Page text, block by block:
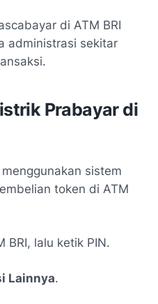
di ATM BRI
administrasi sekitar
Prabayar di
sistem
token di ATM
BRI, lalu ketik PIN.
Lainnya.